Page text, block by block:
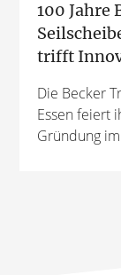
100 Jahre
trifft
Die Becker
Essen feiert
Gründung